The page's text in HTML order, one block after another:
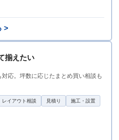
>
揃えたい
応。坪数に応じたまとめ買い相談も
レイアウト相談 見積り 施工・設置